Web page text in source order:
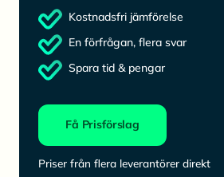
Kostnadsfri jämförelse
En förfrågan, flera svar
Spara tid & pengar
Få Prisförslag
Priser från flera leverantörer direkt